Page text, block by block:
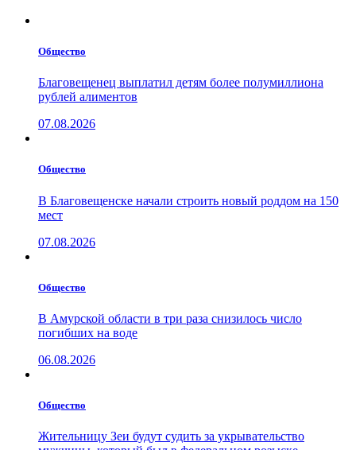
Общество
Благовещенец выплатил детям более полумиллиона
рублей алиментов
07.08.2026
Общество
В Благовещенске начали строить новый роддом на 150
мест
07.08.2026
Общество
В Амурской области в три раза снизилось число
погибших на воде
06.08.2026
Общество
Жительницу Зеи будут судить за укрывательство